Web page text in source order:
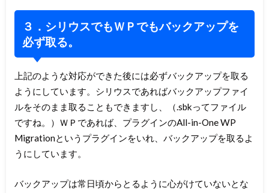
３．シリウスでもＷＰでもバックアップを
必ず取る。
上記のような対応ができた後には必ずバックアップを取る
ようにしています。シリウスであればバックアップファイ
ルをそのまま取ることもできますし、（.sbkってファイル
ですね。）ＷＰであれば、プラグインのAll-in-One WP
Migrationというプラグインをいれ、バックアップを取るよ
うにしています。
バックアップは常日頃からとるように心がけていないとな